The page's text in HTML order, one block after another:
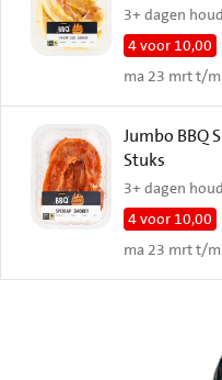
3+ dagen
4 voor 10,00
ma 23 mrt t/m
Jumbo BBQ
Stuks
3+ dagen
4 voor 10,00
ma 23 mrt t/m